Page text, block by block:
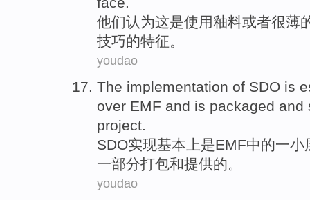
他们认为这是使用釉料或者很薄
技巧的特征。
youdao
The implementation of SDO is
over EMF and is packaged and
project.
SDO实现基本上是EMF中的一小
一部分打包和提供的。
youdao